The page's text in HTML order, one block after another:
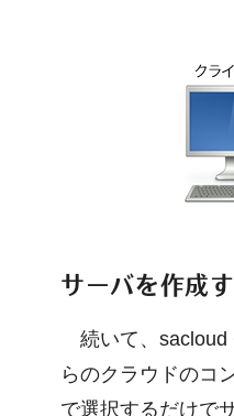
サーバを作成
続いて、sacloud
らのクラウドのコ
で選択するだけで